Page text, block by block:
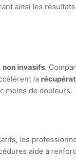
ainsi les
non invasifs.
la
moins de douleurs.
les
aide à